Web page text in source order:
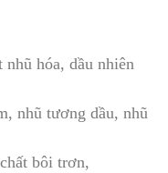
hóa, dầu nhiên
nhũ tương dầu, nhũ
bôi trơn,